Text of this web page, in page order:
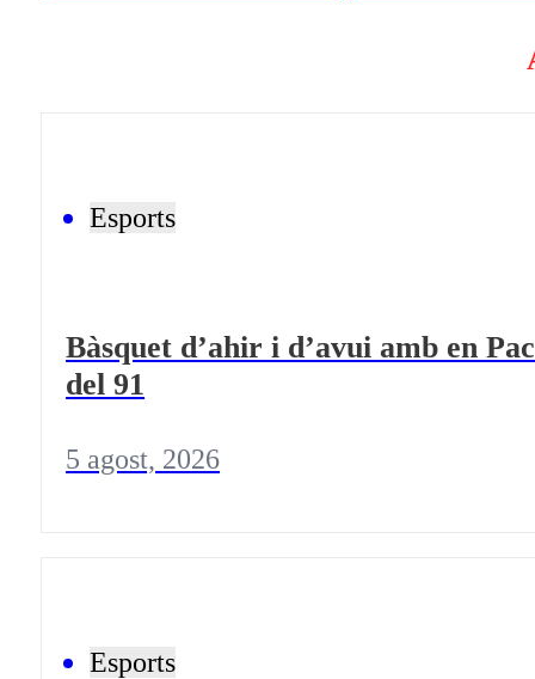
Esports
Bàsquet d’ahir i d’avui amb en
del 91
5 agost, 2026
Esports